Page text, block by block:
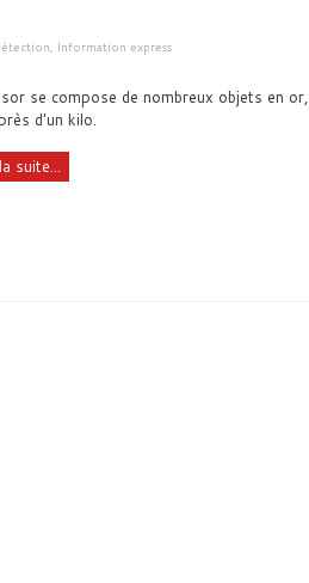
, Information express
se compose de nombreux objets en or,
d'un kilo.
suite...